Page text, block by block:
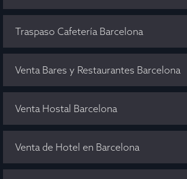
Traspaso Cafetería Barcelona
Venta Bares y Restaurantes Barcelona
Venta Hostal Barcelona
Venta de Hotel en Barcelona